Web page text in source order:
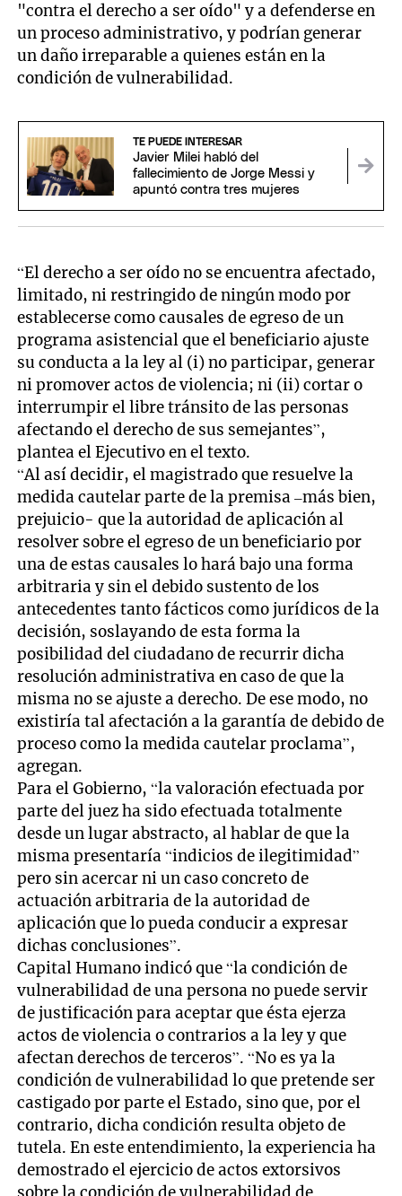
"contra el derecho a ser oído" y a defenderse en
un proceso administrativo, y podrían generar
un daño irreparable a quienes están en la
condición de vulnerabilidad.
TE PUEDE INTERESAR
Javier Milei habló del
fallecimiento de Jorge Messi y
apuntó contra tres mujeres
“El derecho a ser oído no se encuentra afectado,
limitado, ni restringido de ningún modo por
establecerse como causales de egreso de un
programa asistencial que el beneficiario ajuste
su conducta a la ley al (i) no participar, generar
ni promover actos de violencia; ni (ii) cortar o
interrumpir el libre tránsito de las personas
afectando el derecho de sus semejantes”,
plantea el Ejecutivo en el texto.
“Al así decidir, el magistrado que resuelve la
medida cautelar parte de la premisa –más bien,
prejuicio- que la autoridad de aplicación al
resolver sobre el egreso de un beneficiario por
una de estas causales lo hará bajo una forma
arbitraria y sin el debido sustento de los
antecedentes tanto fácticos como jurídicos de la
decisión, soslayando de esta forma la
posibilidad del ciudadano de recurrir dicha
resolución administrativa en caso de que la
misma no se ajuste a derecho. De ese modo, no
existiría tal afectación a la garantía de debido de
proceso como la medida cautelar proclama”,
agregan.
Para el Gobierno, “la valoración efectuada por
parte del juez ha sido efectuada totalmente
desde un lugar abstracto, al hablar de que la
misma presentaría “indicios de ilegitimidad”
pero sin acercar ni un caso concreto de
actuación arbitraria de la autoridad de
aplicación que lo pueda conducir a expresar
dichas conclusiones”.
Capital Humano indicó que “la condición de
vulnerabilidad de una persona no puede servir
de justificación para aceptar que ésta ejerza
actos de violencia o contrarios a la ley y que
afectan derechos de terceros”. “No es ya la
condición de vulnerabilidad lo que pretende ser
castigado por parte el Estado, sino que, por el
contrario, dicha condición resulta objeto de
tutela. En este entendimiento, la experiencia ha
demostrado el ejercicio de actos extorsivos